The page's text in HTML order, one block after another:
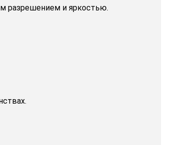
разрешением и яркостью.